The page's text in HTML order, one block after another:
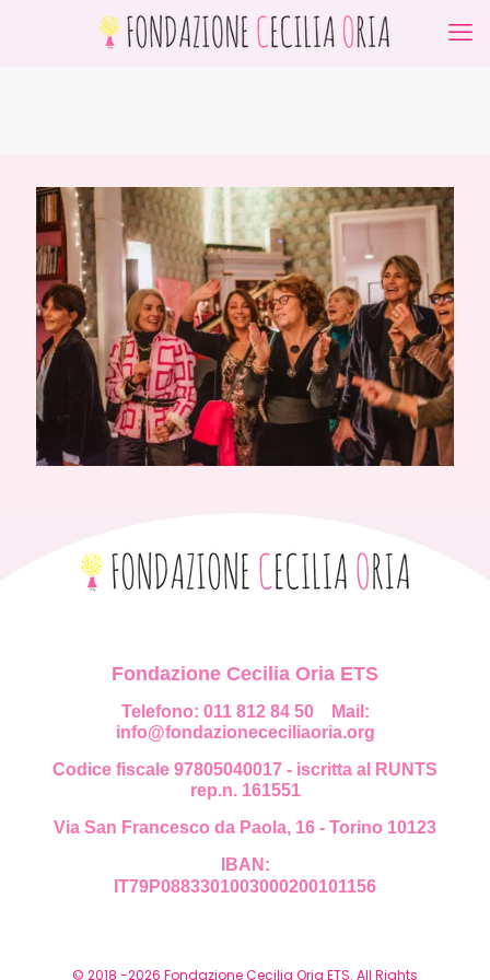
Fondazione Cecilia Oria ETS
Telefono: 011 812 84 50
Mail:
info@fondazionececiliaoria.org
Codice fiscale 97805040017 - iscritta al RUNTS
rep.n. 161551
Via San Francesco da Paola, 16 - Torino 10123
IBAN:
IT79P0883301003000200101156
© 2018 -2026 Fondazione Cecilia Oria ETS. All Rights